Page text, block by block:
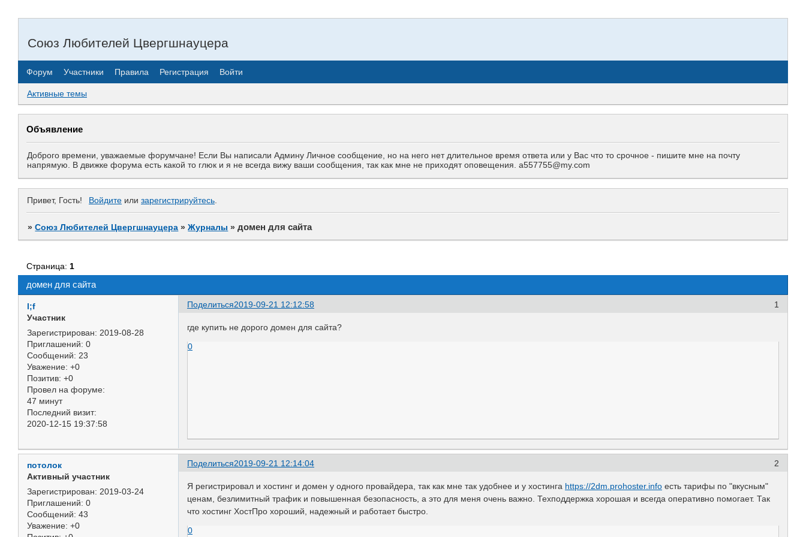
Союз Любителей Цвергшнауцера
Форум Участники Правила Регистрация Войти
Активные темы
Объявление
Доброго времени, уважаемые форумчане! Если Вы написали Админу Личное сообщение, но на него нет длительное время ответа или у Вас что то срочное - пишите мне на почту
напрямую. В движке форума есть какой то глюк и я не всегда вижу ваши сообщения, так как мне не приходят оповещения. a557755@my.com
Привет, Гость! Войдите или зарегистрируйтесь.
»Союз Любителей Цвергшнауцера »Журналы »домен для сайта
домен для сайта
Страница: 1
Поделиться 1
2019-09-21 12:12:58
l;f
Участник
Зарегистрирован: 2019-08-28
Приглашений: 0
Сообщений: 23
Уважение: +0
Позитив: +0
Провел на форуме:
47 минут
Последний визит:
2020-12-15 19:37:58
где купить не дорого домен для сайта?
0
Поделиться 2
2019-09-21 12:14:04
потолок
Активный участник
Зарегистрирован: 2019-03-24
Приглашений: 0
Сообщений: 43
Уважение: +0
Я регистрировал и хостинг и домен у одного провайдера, так как мне так удобнее и у хостинга https://2dm.prohoster.info есть тарифы по "вкусным"
ценам, безлимитный трафик и повышенная безопасность, а это для меня очень важно. Техподдержка хорошая и всегда оперативно помогает. Так
что хостинг ХостПро хороший, надежный и работает быстро.
0